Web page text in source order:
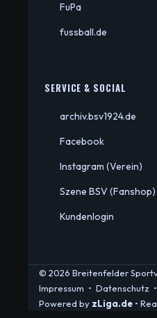
FuPa
fussball.de
SERVICE & SOCIAL
archiv.bsv1924.de
Facebook
Instagram (Verein)
Szene BSV (Fanshop)
Kundenlogin
© 2026 Breitenfelder
Impressum • Datenschutz •
Powered by zLiga.de •